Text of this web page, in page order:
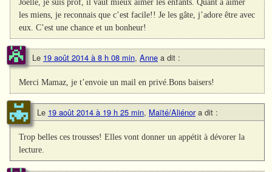
les miens, je reconnais que c’est facile!! Je les gâte, j’adore être avec
eux. C’est une chance et un bonheur!
Le 19 août 2014 à 8 h 08 min, Anne a dit :
Merci Mamaz, je t’envoie un mail en privé.Bons baisers!
Le 19 août 2014 à 19 h 25 min, Maïté/Aliénor a dit :
Trop belles ces trousses! Elles vont donner un appétit à dévorer la
lecture.